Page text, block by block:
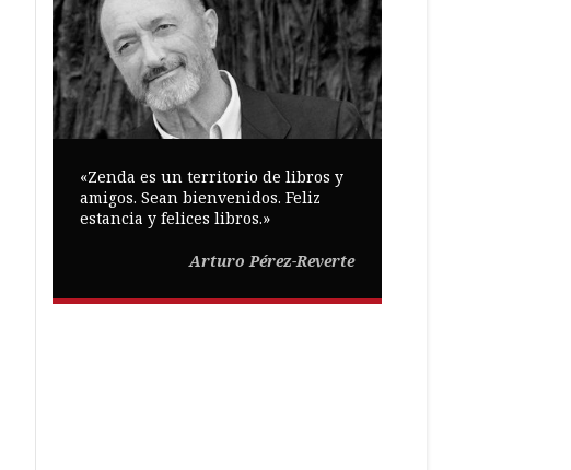
«Zenda es un territorio de libros y
amigos. Sean bienvenidos. Feliz
estancia y felices libros.»
Arturo Pérez-Reverte